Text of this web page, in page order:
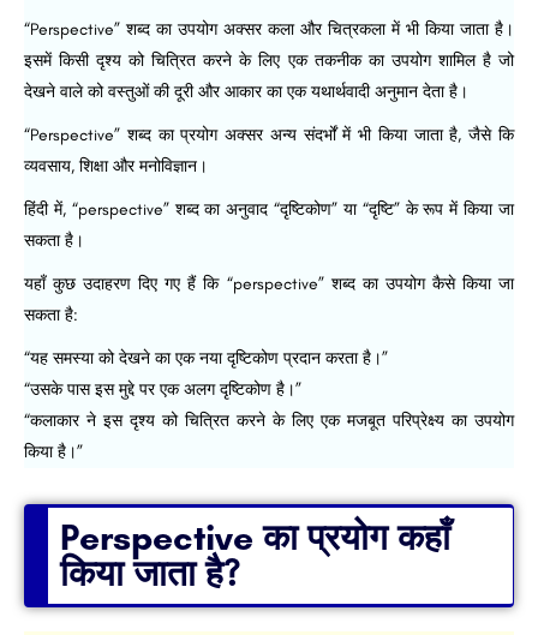
“Perspective” शब्द का उपयोग अक्सर कला और चित्रकला में भी किया जाता है।
इसमें किसी दृश्य को चित्रित करने के लिए एक तकनीक का उपयोग शामिल है जो
देखने वाले को वस्तुओं की दूरी और आकार का एक यथार्थवादी अनुमान देता है।
“Perspective” शब्द का प्रयोग अक्सर अन्य संदर्भों में भी किया जाता है, जैसे कि
व्यवसाय, शिक्षा और मनोविज्ञान।
हिंदी में, “perspective” शब्द का अनुवाद “दृष्टिकोण” या “दृष्टि” के रूप में किया जा
सकता है।
यहाँ कुछ उदाहरण दिए गए हैं कि “perspective” शब्द का उपयोग कैसे किया जा
सकता है:
“यह समस्या को देखने का एक नया दृष्टिकोण प्रदान करता है।”
“उसके पास इस मुद्दे पर एक अलग दृष्टिकोण है।”
“कलाकार ने इस दृश्य को चित्रित करने के लिए एक मजबूत परिप्रेक्ष्य का उपयोग
किया है।”
Perspective का प्रयोग कहाँ
किया जाता है?